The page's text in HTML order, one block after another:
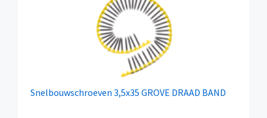
Snelbouwschroeven 3,5x35 GROVE DRAAD BAND